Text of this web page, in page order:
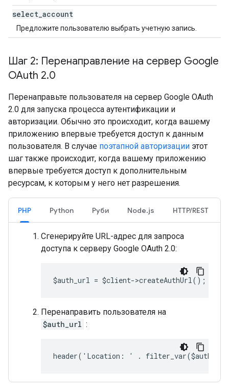
select account
Предложите пользователю выбрать учетную запись.
Шаг 2: Перенаправление на сервер Google
OAuth 2.0
Перенаправьте пользователя на сервер Google OAuth
2.0 для запуска процесса аутентификации и
авторизации. Обычно это происходит, когда вашему
приложению впервые требуется доступ к данным
пользователя. В случае поэтапной авторизации этот
шаг также происходит, когда вашему приложению
впервые требуется доступ к дополнительным
ресурсам, к которым у него нет разрешения.
PHP Python Руби Node.js HTTP/REST
Сгенерируйте URL-адрес для запроса
доступа к серверу Google OAuth 2.0:
$auth_url = $client->createAuthUrl();
Перенаправить пользователя на
$auth_url :
header('Location: ' . filter_var($auth_url,